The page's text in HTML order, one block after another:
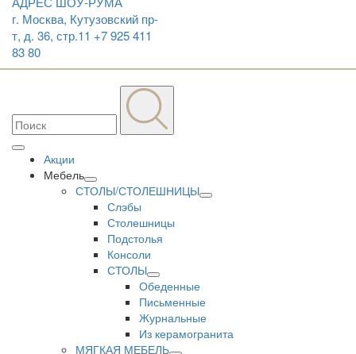
г. Москва, Кутузовский пр-
т, д. 36, стр.11 +7 925 411
83 80
Акции
Мебель
СТОЛЫ/СТОЛЕШНИЦЫ
Слэбы
Столешницы
Подстолья
Консоли
СТОЛЫ
Обеденные
Письменные
Журнальные
Из керамогранита
МЯГКАЯ МЕБЕЛЬ